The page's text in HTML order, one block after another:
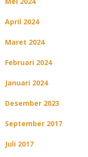
April 2024
Maret 2024
Februari 2024
Januari 2024
Desember 2023
September 2017
Juli 2017